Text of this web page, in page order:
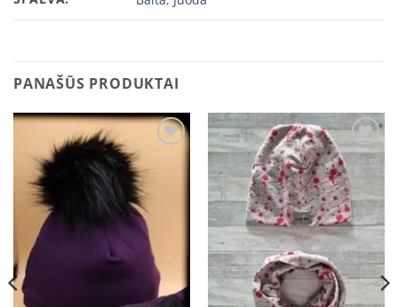
PANAŠŪS PRODUKTAI
wishlist
Add to
wishlist